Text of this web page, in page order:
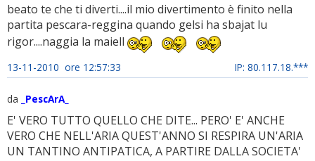
beato te che ti diverti....il mio divertimento è finito nella
partita pescara-reggina quando gelsi ha sbajat lu
rigor....naggia la maiell
13-11-2010 ore 12:57:33 IP: 80.117.18.***
da _PescArA_
E' VERO TUTTO QUELLO CHE DITE... PERO' E' ANCHE
VERO CHE NELL'ARIA QUEST'ANNO SI RESPIRA UN'ARIA
UN TANTINO ANTIPATICA, A PARTIRE DALLA SOCIETA'